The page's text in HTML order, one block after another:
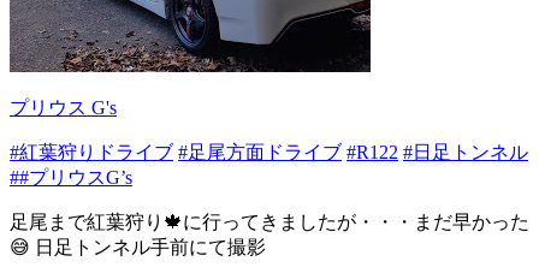
プリウス G's
#紅葉狩りドライブ #足尾方面ドライブ #R122 #日足トンネル
##プリウスG’s
足尾まで紅葉狩り🍁に行ってきましたが・・・まだ早かった
😅 日足トンネル手前にて撮影